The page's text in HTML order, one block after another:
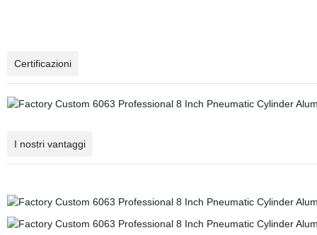
Certificazioni
I nostri vantaggi